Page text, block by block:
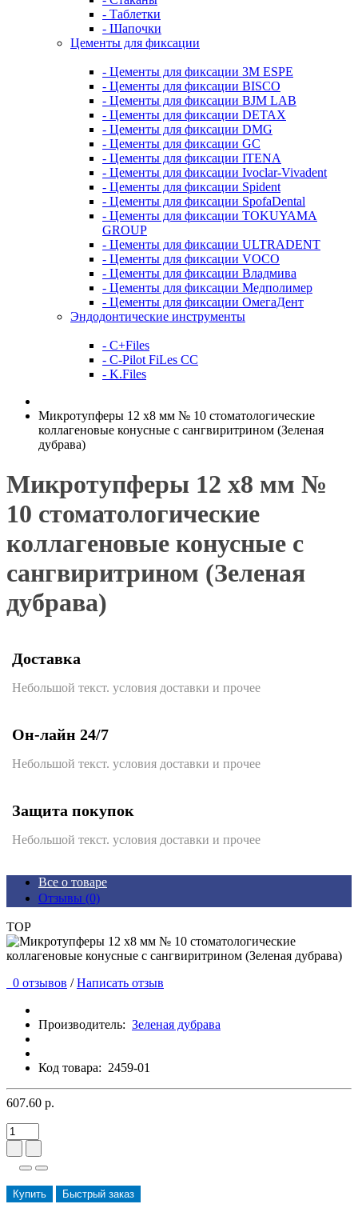
- Таблетки
- Шапочки
Цементы для фиксации
- Цементы для фиксации 3M ESPE
- Цементы для фиксации BISCO
- Цементы для фиксации BJM LAB
- Цементы для фиксации DETAX
- Цементы для фиксации DMG
- Цементы для фиксации GC
- Цементы для фиксации ITENA
- Цементы для фиксации Ivoclar-Vivadent
- Цементы для фиксации Spident
- Цементы для фиксации SpofaDental
- Цементы для фиксации TOKUYAMA
GROUP
- Цементы для фиксации ULTRADENT
- Цементы для фиксации VOCO
- Цементы для фиксации Владмива
- Цементы для фиксации Медполимер
- Цементы для фиксации ОмегаДент
Эндодонтические инструменты
- C+Files
- C-Pilot FiLes CC
- K.Files
Микротупферы 12 х8 мм № 10 стоматологические
коллагеновые конусные с сангвиритрином (Зеленая
дубрава)
Микротупферы 12 х8 мм №
10 стоматологические
коллагеновые конусные с
сангвиритрином (Зеленая
дубрава)
Доставка
Небольшой текст. условия доставки и прочее
Он-лайн 24/7
Небольшой текст. условия доставки и прочее
Защита покупок
Небольшой текст. условия доставки и прочее
Все о товаре
Отзывы (0)
TOP
0 отзывов / Написать отзыв
Производитель: Зеленая дубрава
Код товара: 2459-01
607.60 р.
Купить Быстрый заказ